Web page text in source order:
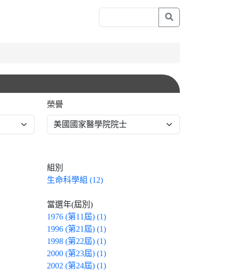
榮譽
組別
生命科學組 (12)
當選年(屆別)
1976 (第11屆) (1)
1996 (第21屆) (1)
1998 (第22屆) (1)
2000 (第23屆) (1)
2002 (第24屆) (1)